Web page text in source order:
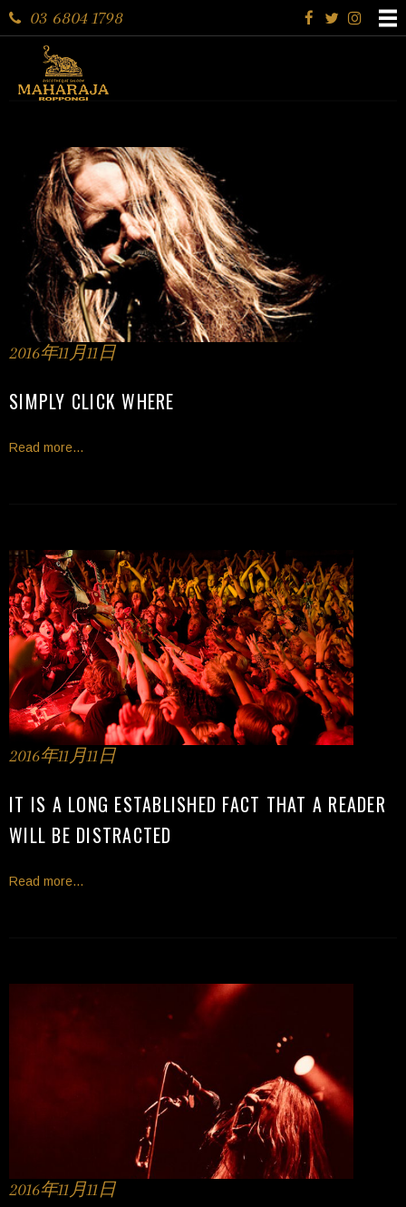
03 6804 1798
2016年11月11日
SIMPLY CLICK WHERE
Read more...
2016年11月11日
IT IS A LONG ESTABLISHED FACT THAT A READER
WILL BE DISTRACTED
Read more...
2016年11月11日